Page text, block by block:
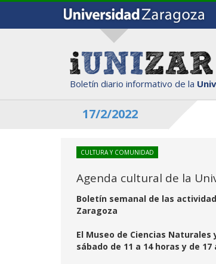
Boletín diario informativo de la
17/2/2022
CULTURA Y COMUNIDAD
Agenda cultural de la
Boletín semanal de las
Zaragoza
El Museo de Ciencias
sábado de 11 a 14 horas y de 17